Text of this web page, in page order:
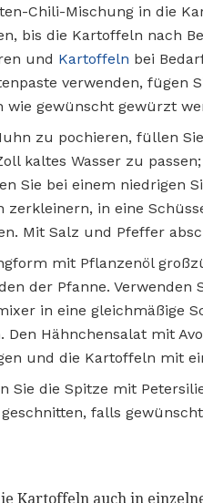
Chili-Mischung in die
bis die Kartoffeln nach
und Kartoffeln bei
verwenden, fügen
wie gewünscht gewürzt
zu pochieren, füllen
kaltes Wasser zu
Sie bei einem niedrigen
zerkleinern, in eine
Mit Salz und Pfeffer
mit Pflanzenöl
der Pfanne.
in eine gleichmäßige
Den Hähnchensalat mit
und die Kartoffeln mit
Sie die Spitze mit
falls
Kartoffeln auch in